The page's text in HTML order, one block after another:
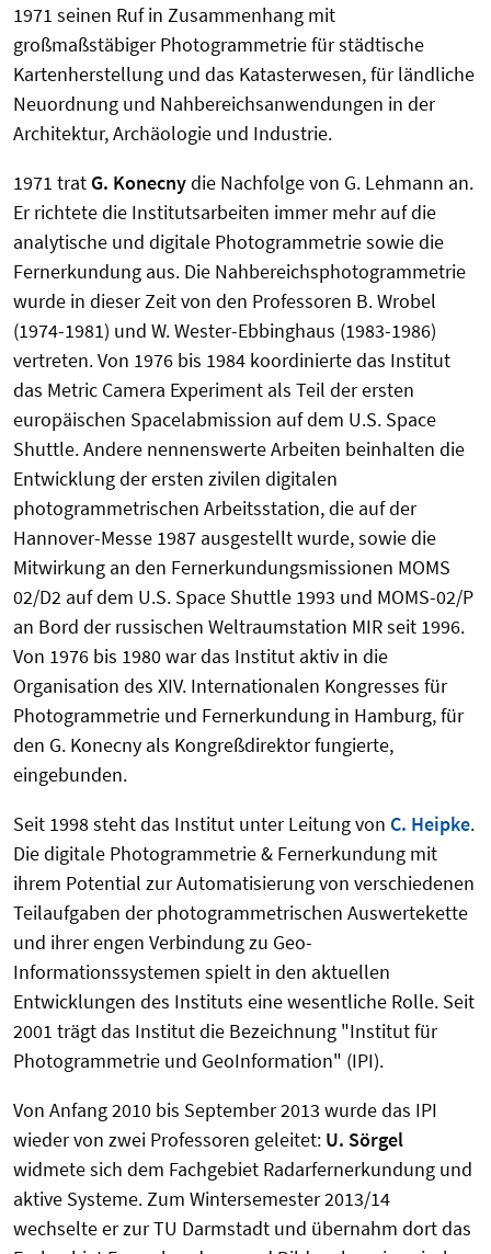
1971 seinen Ruf in Zusammenhang mit
großmaßstäbiger Photogrammetrie für städtische
Kartenherstellung und das Katasterwesen, für ländliche
Neuordnung und Nahbereichsanwendungen in der
Architektur, Archäologie und Industrie.
1971 trat G. Konecnydie Nachfolge von G. Lehmann an.
Er richtete die Institutsarbeiten immer mehr auf die
analytische und digitale Photogrammetrie sowie die
Fernerkundung aus. Die Nahbereichsphotogrammetrie
wurde in dieser Zeit von den Professoren B. Wrobel
(1974-1981) und W. Wester-Ebbinghaus (1983-1986)
vertreten. Von 1976 bis 1984 koordinierte das Institut
das Metric Camera Experiment als Teil der ersten
europäischen Spacelabmission auf dem U.S. Space
Shuttle. Andere nennenswerte Arbeiten beinhalten die
Entwicklung der ersten zivilen digitalen
photogrammetrischen Arbeitsstation, die auf der
Hannover-Messe 1987 ausgestellt wurde, sowie die
Mitwirkung an den Fernerkundungsmissionen MOMS
02/D2 auf dem U.S. Space Shuttle 1993 und MOMS-02/P
an Bord der russischen Weltraumstation MIR seit 1996.
Von 1976 bis 1980 war das Institut aktiv in die
Organisation des XIV. Internationalen Kongresses für
Photogrammetrie und Fernerkundung in Hamburg, für
den G. Konecny als Kongreßdirektor fungierte,
eingebunden.
Seit 1998 steht das Institut unter Leitung von C. Heipke.
Die digitale Photogrammetrie & Fernerkundung mit
ihrem Potential zur Automatisierung von verschiedenen
Teilaufgaben der photogrammetrischen Auswertekette
und ihrer engen Verbindung zu Geo-
Informationssystemen spielt in den aktuellen
Entwicklungen des Instituts eine wesentliche Rolle. Seit
2001 trägt das Institut die Bezeichnung "Institut für
Photogrammetrie und GeoInformation" (IPI).
Von Anfang 2010 bis September 2013 wurde das IPI
wieder von zwei Professoren geleitet: U. Sörgel
widmete sich dem Fachgebiet Radarfernerkundung und
aktive Systeme. Zum Wintersemester 2013/14
wechselte er zur TU Darmstadt und übernahm dort das